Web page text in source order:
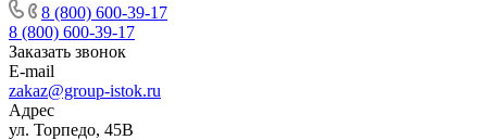
8 (800) 600-39-17
8 (800) 600-39-17
Заказать звонок
E-mail
zakaz@group-istok.ru
Адрес
ул. Торпедо, 45В